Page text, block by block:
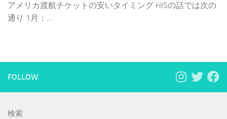
アメリカ渡航チケットの安いタイミング HISの話では次の
通り 1月：...
FOLLOW
検索